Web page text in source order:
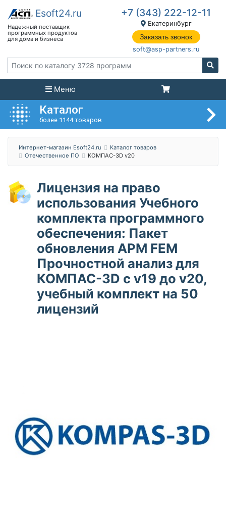
+7 (343) 222-12-11
Екатеринбург
Заказать звонок
soft@asp-partners.ru
Меню
Каталог
более 1144 товаров
Интернет-магазин Esoft24.ru
Каталог товаров
Отечественное ПО
КОМПАС-3D v20
Лицензия на право
использования Учебного
комплекта программного
обеспечения: Пакет
обновления APM FEM
Прочностной анализ для
КОМПАС-3D с v19 до v20,
учебный комплект на 50
лицензий